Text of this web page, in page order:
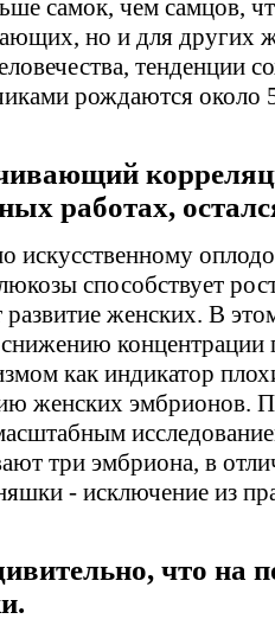
самок, чем самцов,
но и для других
тенденции
рождаются около
работах,
искусственному
способствует
развитие женских. В
как индикатор
женских эмбрионов.
три эмбриона, в
- исключение из
что на